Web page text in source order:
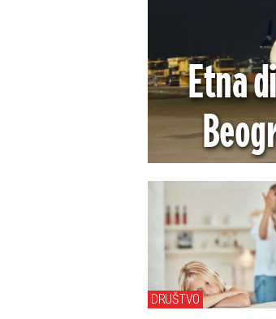
Etna
DRUŠTVO